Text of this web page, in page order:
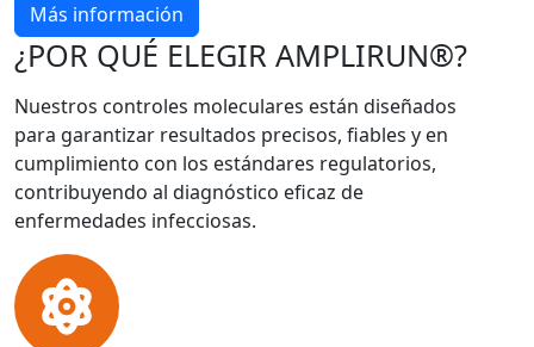
Más información
¿POR QUÉ ELEGIR AMPLIRUN®?
Nuestros controles moleculares están diseñados
para garantizar resultados precisos, fiables y en
cumplimiento con los estándares regulatorios,
contribuyendo al diagnóstico eficaz de
enfermedades infecciosas.